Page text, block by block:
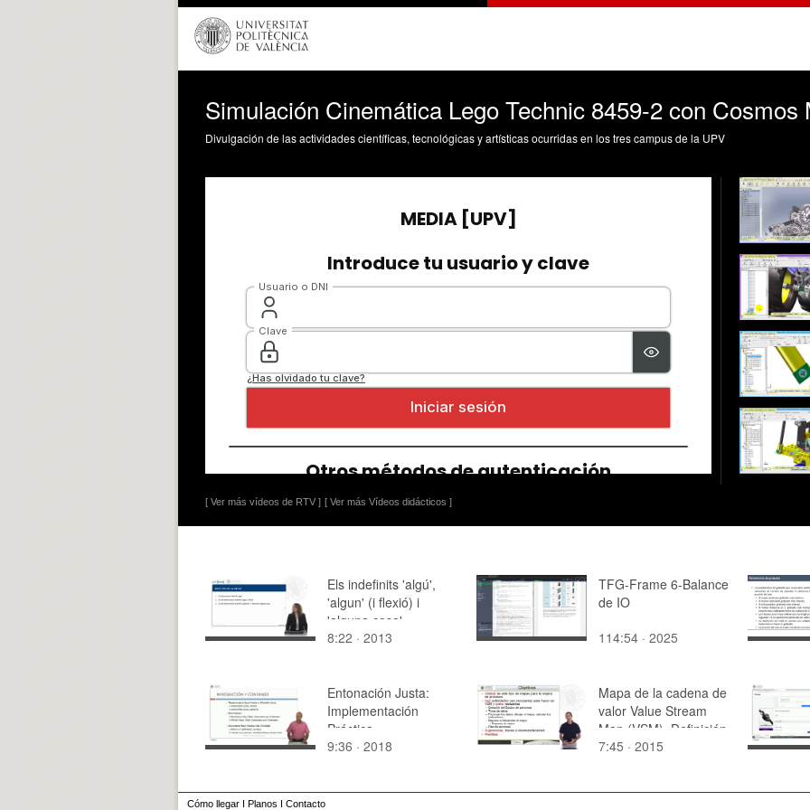
Simulación Cinemática Lego Technic 8459-2 con Cosmos
Divulgación de las actividades científicas, tecnológicas y artísticas ocurridas en los tres campus de la UPV
[ Ver más vídeos de RTV ] [ Ver más Vídeos didácticos ]
Els indefinits 'algú',
'algun' (i flexió) i
'alguna cosa'
8:22 · 2013
TFG-Frame 6-Balance
de IO
114:54 · 2025
Entonación Justa:
Implementación
Práctica
9:36 · 2018
Mapa de la cadena de
valor Value Stream
Map (VSM). Definición
y plantillas
7:45 · 2015
Cómo llegar I Planos I Contacto